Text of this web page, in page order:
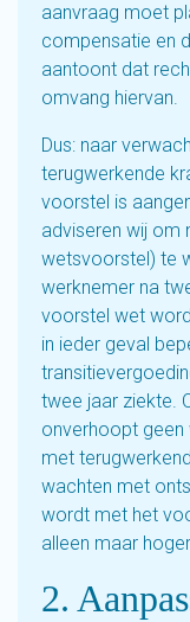
aanvraag moet
compensatie en
aantoont dat
omvang hiervan.
Dus: naar
terugwerkende
voorstel is
adviseren wij om
wetsvoorstel) te
werknemer na
voorstel wet
in ieder geval
twee jaar ziekte.
onverhoopt
met
wachten met
wordt met het
alleen maar
2.